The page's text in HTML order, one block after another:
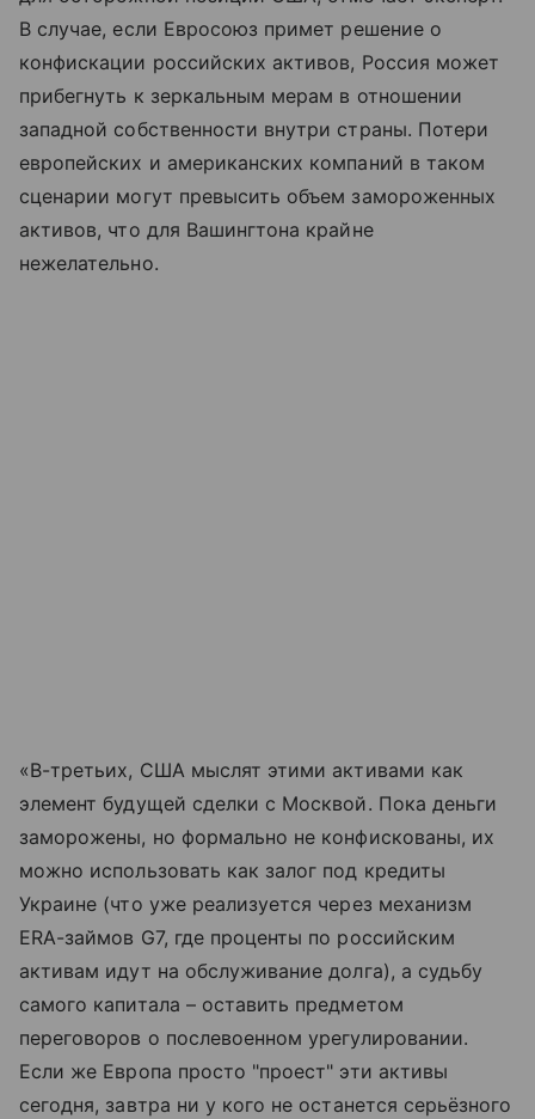
В случае, если Евросоюз примет решение о
конфискации российских активов, Россия может
прибегнуть к зеркальным мерам в отношении
западной собственности внутри страны. Потери
европейских и американских компаний в таком
сценарии могут превысить объем замороженных
активов, что для Вашингтона крайне
нежелательно.
«В-третьих, США мыслят этими активами как
элемент будущей сделки с Москвой. Пока деньги
заморожены, но формально не конфискованы, их
можно использовать как залог под кредиты
Украине (что уже реализуется через механизм
ERA-займов G7, где проценты по российским
активам идут на обслуживание долга), а судьбу
самого капитала – оставить предметом
переговоров о послевоенном урегулировании.
Если же Европа просто "проест" эти активы
сегодня, завтра ни у кого не останется серьёзного